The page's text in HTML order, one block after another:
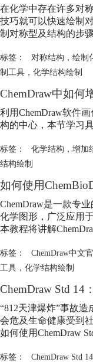
在化学中存在许多对
技巧就可以快速绘制
制对称型及结构的步骤
标签： 对称结构 ， 绘制
制工具 ， 化学结构绘制
ChemDraw中如何
利用ChemDraw软件
构的中心，本节学习
标签： 化学结构 ， 增加
结构绘制
如何使用
ChemDraw是一款专
化学图形，广泛应用
本教程将讲解
标签： ChemDraw中文
工具 ， 化学结构绘制
ChemDraw Std 14
“812天津爆炸”事故
会危及生命健康受到
如何使用ChemDraw
标签： ChemDraw Std 14